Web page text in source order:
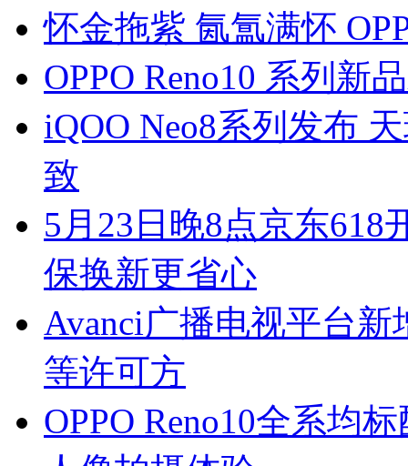
怀金拖紫 氤氲满怀
OPPO Reno10 系列新
iQOO Neo8系列发布
致
5月23日晚8点京东618
保换新更省心
Avanci广播电视平台
等许可方
OPPO Reno10全系均